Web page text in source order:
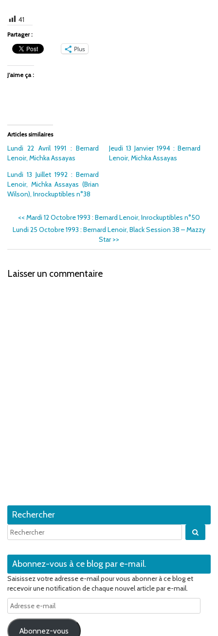
41
Partager :
Plus
J’aime ça :
Articles similaires
Lundi 22 Avril 1991 : Bernard
Lenoir, Michka Assayas
Jeudi 13 Janvier 1994 : Bernard
Lenoir, Michka Assayas
Lundi 13 Juillet 1992 : Bernard
Lenoir, Michka Assayas (Brian
Wilson), Inrockuptibles n°38
<< Mardi 12 Octobre 1993 : Bernard Lenoir, Inrockuptibles n°50
Lundi 25 Octobre 1993 : Bernard Lenoir, Black Session 38 – Mazzy
Star>>
Laisser un commentaire
Rechercher
Abonnez-vous à ce blog par e-mail.
Saisissez votre adresse e-mail pour vous abonner à ce blog et
recevoir une notification de chaque nouvel article par e-mail.
Adresse
e-
mail
Abonnez-vous